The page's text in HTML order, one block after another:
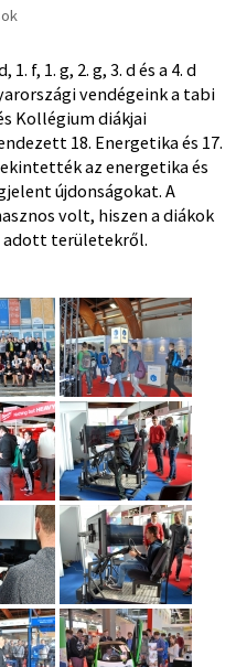
f, 1. g, 2. g, 3. d és a 4. d
vendégeink a tabi
Kollégium diákjai
18. Energetika és 17.
az energetika és
újdonságokat. A
volt, hiszen a diákok
adott területekről.